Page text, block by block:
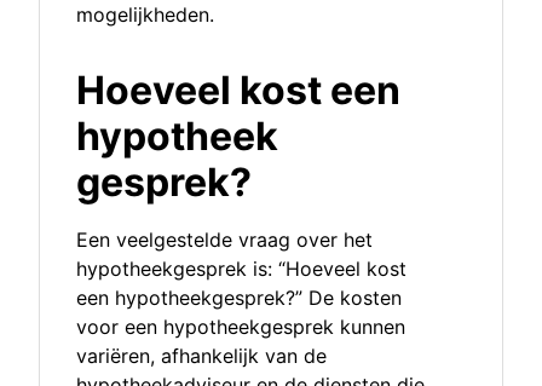
mogelijkheden.
Hoeveel kost een
hypotheek
gesprek?
Een veelgestelde vraag over het
hypotheekgesprek is: “Hoeveel kost
een hypotheekgesprek?” De kosten
voor een hypotheekgesprek kunnen
variëren, afhankelijk van de